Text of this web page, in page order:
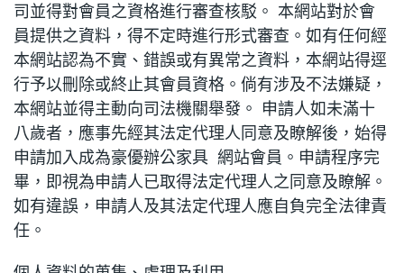
司並得對會員之資格進行審查核駁。 本網站對於會
員提供之資料，得不定時進行形式審查。如有任何經
本網站認為不實、錯誤或有異常之資料，本網站得逕
行予以刪除或終止其會員資格。倘有涉及不法嫌疑，
本網站並得主動向司法機關舉發。 申請人如未滿十
八歲者，應事先經其法定代理人同意及瞭解後，始得
申請加入成為豪優辦公家具 網站會員。申請程序完
畢，即視為申請人已取得法定代理人之同意及瞭解。
如有違誤，申請人及其法定代理人應自負完全法律責
任。